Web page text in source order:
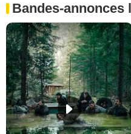
Bandes-annonces